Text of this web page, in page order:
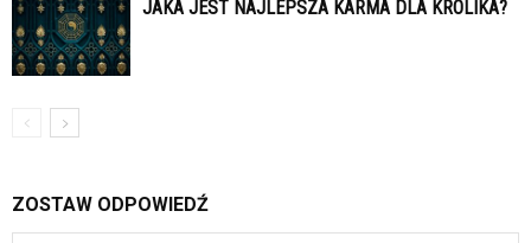
JAKA JEST NAJLEPSZA KARMA DLA KRÓLIKA?
ZOSTAW ODPOWIEDŹ